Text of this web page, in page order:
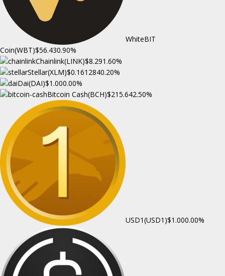
WhiteBIT
Coin(WBT)$56.430.90%
Chainlink(LINK)$8.291.60%
Stellar(XLM)$0.1612840.20%
Dai(DAI)$1.000.00%
Bitcoin Cash(BCH)$215.642.50%
USD1(USD1)$1.000.00%